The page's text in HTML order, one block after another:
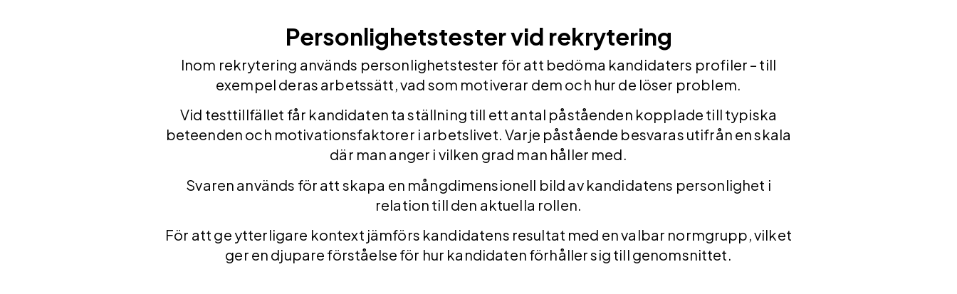
Personlighetstester vid rekrytering
Inom rekrytering används personlighetstester för att bedöma kandidaters profiler – till
exempel deras arbetssätt, vad som motiverar dem och hur de löser problem.
Vid testtillfället får kandidaten ta ställning till ett antal påståenden kopplade till typiska
beteenden och motivationsfaktorer i arbetslivet. Varje påstående besvaras utifrån en skala
där man anger i vilken grad man håller med.
Svaren används för att skapa en mångdimensionell bild av kandidatens personlighet i
relation till den aktuella rollen.
För att ge ytterligare kontext jämförs kandidatens resultat med en valbar normgrupp, vilket
ger en djupare förståelse för hur kandidaten förhåller sig till genomsnittet.